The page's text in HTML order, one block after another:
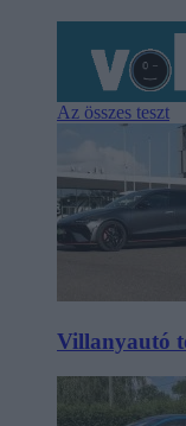
Az összes teszt
Villanyautó